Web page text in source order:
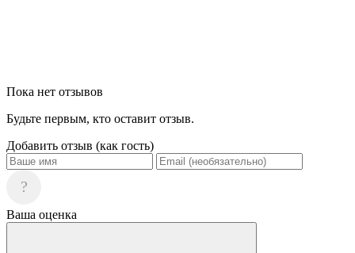
Пока нет отзывов
Будьте первым, кто оставит отзыв.
Добавить отзыв (как гость)
?
Ваша оценка